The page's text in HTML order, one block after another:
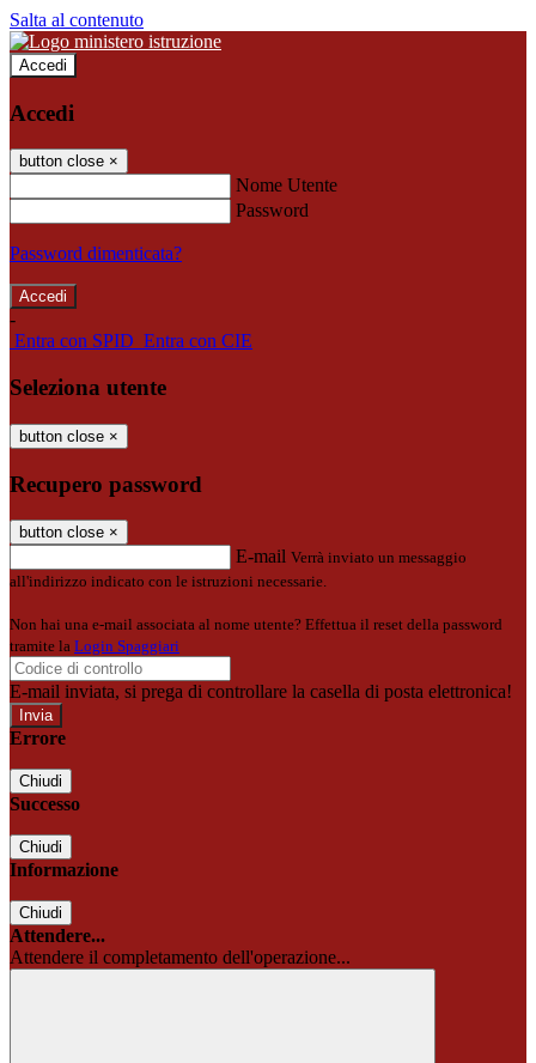
Salta al contenuto
Accedi
Accedi
button close ×
Nome Utente
Password
Password dimenticata?
-
Entra con SPID Entra con CIE
Seleziona utente
button close ×
Recupero password
button close ×
E-mail Verrà inviato un messaggio
all'indirizzo indicato con le istruzioni necessarie.
Non hai una e-mail associata al nome utente? Effettua il reset della password
tramite la Login Spaggiari
E-mail inviata, si prega di controllare la casella di posta elettronica!
Errore
Chiudi
Successo
Chiudi
Informazione
Chiudi
Attendere...
Attendere il completamento dell'operazione...